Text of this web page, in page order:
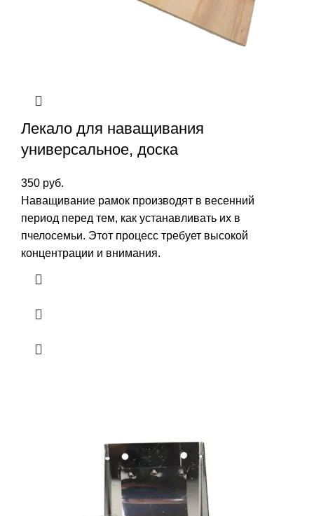
Лекало для наващивания
универсальное, доска
350 руб.
Наващивание рамок производят в весенний
период перед тем, как устанавливать их в
пчелосемьи. Этот процесс требует высокой
концентрации и внимания.